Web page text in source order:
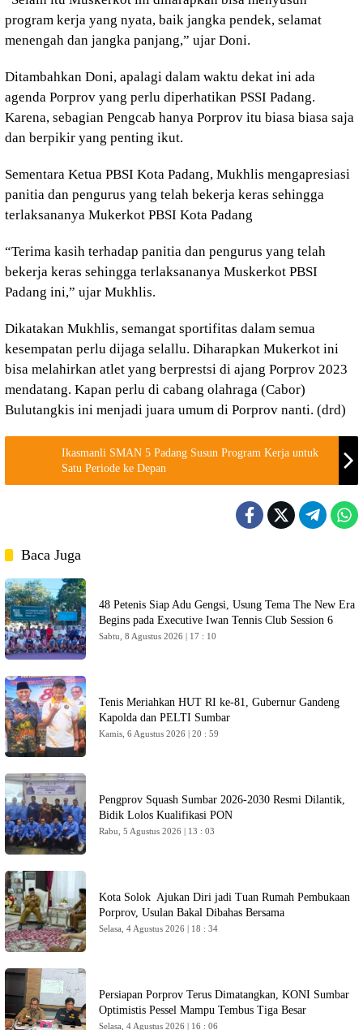
program kerja yang nyata, baik jangka pendek, selamat
menengah dan jangka panjang,” ujar Doni.
Ditambahkan Doni, apalagi dalam waktu dekat ini ada
agenda Porprov yang perlu diperhatikan PSSI Padang.
Karena, sebagian Pengcab hanya Porprov itu biasa biasa saja
dan berpikir yang penting ikut.
Sementara Ketua PBSI Kota Padang, Mukhlis mengapresiasi
panitia dan pengurus yang telah bekerja keras sehingga
terlaksananya Mukerkot PBSI Kota Padang
“Terima kasih terhadap panitia dan pengurus yang telah
bekerja keras sehingga terlaksananya Muskerkot PBSI
Padang ini,” ujar Mukhlis.
Dikatakan Mukhlis, semangat sportifitas dalam semua
kesempatan perlu dijaga selallu. Diharapkan Mukerkot ini
bisa melahirkan atlet yang berprestsi di ajang Porprov 2023
mendatang. Kapan perlu di cabang olahraga (Cabor)
Bulutangkis ini menjadi juara umum di Porprov nanti. (drd)
Ikasmanli SMAN 5 Padang Susun Program Kerja untuk
Satu Periode ke Depan
Baca Juga
48 Petenis Siap Adu Gengsi, Usung Tema The New Era
Begins pada Executive Iwan Tennis Club Session 6
Sabtu, 8 Agustus 2026 | 17 : 10
Tenis Meriahkan HUT RI ke-81, Gubernur Gandeng
Kapolda dan PELTI Sumbar
Kamis, 6 Agustus 2026 | 20 : 59
Pengprov Squash Sumbar 2026-2030 Resmi Dilantik,
Bidik Lolos Kualifikasi PON
Rabu, 5 Agustus 2026 | 13 : 03
Kota Solok Ajukan Diri jadi Tuan Rumah Pembukaan
Porprov, Usulan Bakal Dibahas Bersama
Selasa, 4 Agustus 2026 | 18 : 34
Persiapan Porprov Terus Dimatangkan, KONI Sumbar
Optimistis Pessel Mampu Tembus Tiga Besar
Selasa, 4 Agustus 2026 | 16 : 06